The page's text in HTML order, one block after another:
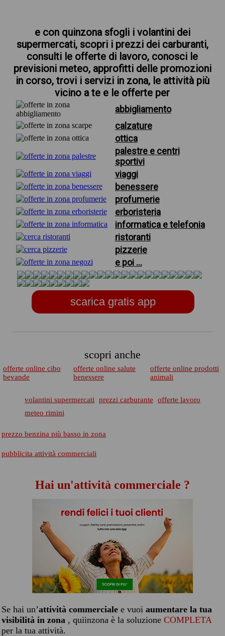
e con quinzona sfogli i volantini dei
supermercati, scopri i prezzi dei carburanti,
consulti le offerte di lavoro, conosci le
previsioni meteo, approfitti delle promozioni
in corso, trovi i servizi in zona, le attività più
vicino a te e le offerte per
abbigliamento
calzature
ottica
palestre e centri
sportivi
viaggi
benessere
profumerie
erboristeria
informatica e telefonia
ristoranti
pizzerie
e poi ...
scarica gratis app
scopri anche
offerte online cibo
bevande
offerte online salute
benessere
offerte online prodotti
animali
volantini supermercati prezzi carburante
offerte lavoro
meteo rimini
prezzo benzina più basso in zona
pubblicita attività commerciali
Hai un'attività commerciale ?
Se hai un’attività commerciale e vuoi aumentare la tua
visibilità in zona , quiinzona è la soluzione COMPLETA
per la tua attività.